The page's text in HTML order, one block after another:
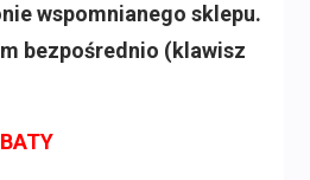
wspomnianego sklepu.
bezpośrednio (klawisz